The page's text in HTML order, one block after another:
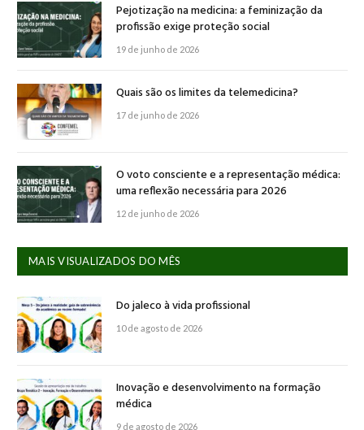
Pejotização na medicina: a feminização da
profissão exige proteção social
19 de junho de 2026
Quais são os limites da telemedicina?
17 de junho de 2026
O voto consciente e a representação médica:
uma reflexão necessária para 2026
12 de junho de 2026
MAIS VISUALIZADOS DO MÊS
Do jaleco à vida profissional
10 de agosto de 2026
Inovação e desenvolvimento na formação
médica
9 de agosto de 2026